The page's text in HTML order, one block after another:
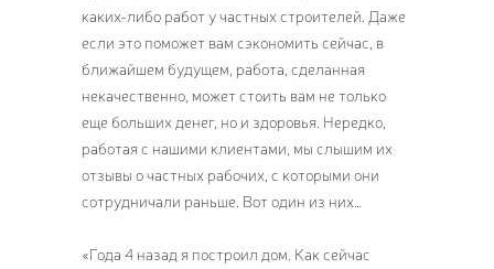
каких-либо работ у частных строителей. Даже
если это поможет вам сэкономить сейчас, в
ближайшем будущем, работа, сделанная
некачественно, может стоить вам не только
еще больших денег, но и здоровья. Нередко,
работая с нашими клиентами, мы слышим их
отзывы о частных рабочих, с которыми они
сотрудничали раньше. Вот один из них…
«Года 4 назад я построил дом. Как сейчас